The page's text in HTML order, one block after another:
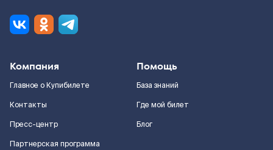
Компания
Главное о Купибилете
Контакты
Пресс-центр
Партнерская программа
Помощь
База знаний
Где мой билет
Блог